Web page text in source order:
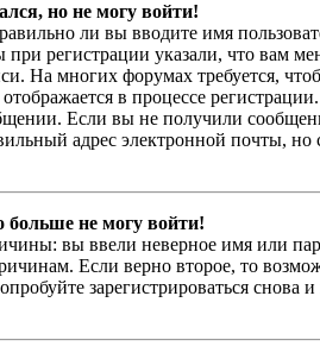
но не могу войти!
ли вы вводите имя
регистрации указали, что вам
На многих форумах требуется,
в процессе
Если вы не получили
адрес электронной почты,
больше не могу войти!
вы ввели неверное имя или
Если верно второе, то
зарегистрироваться снова